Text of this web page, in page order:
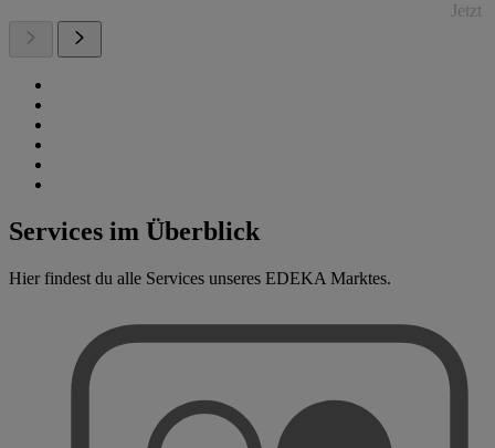
Jetzt
Services im Überblick
Hier findest du alle Services unseres EDEKA Marktes.